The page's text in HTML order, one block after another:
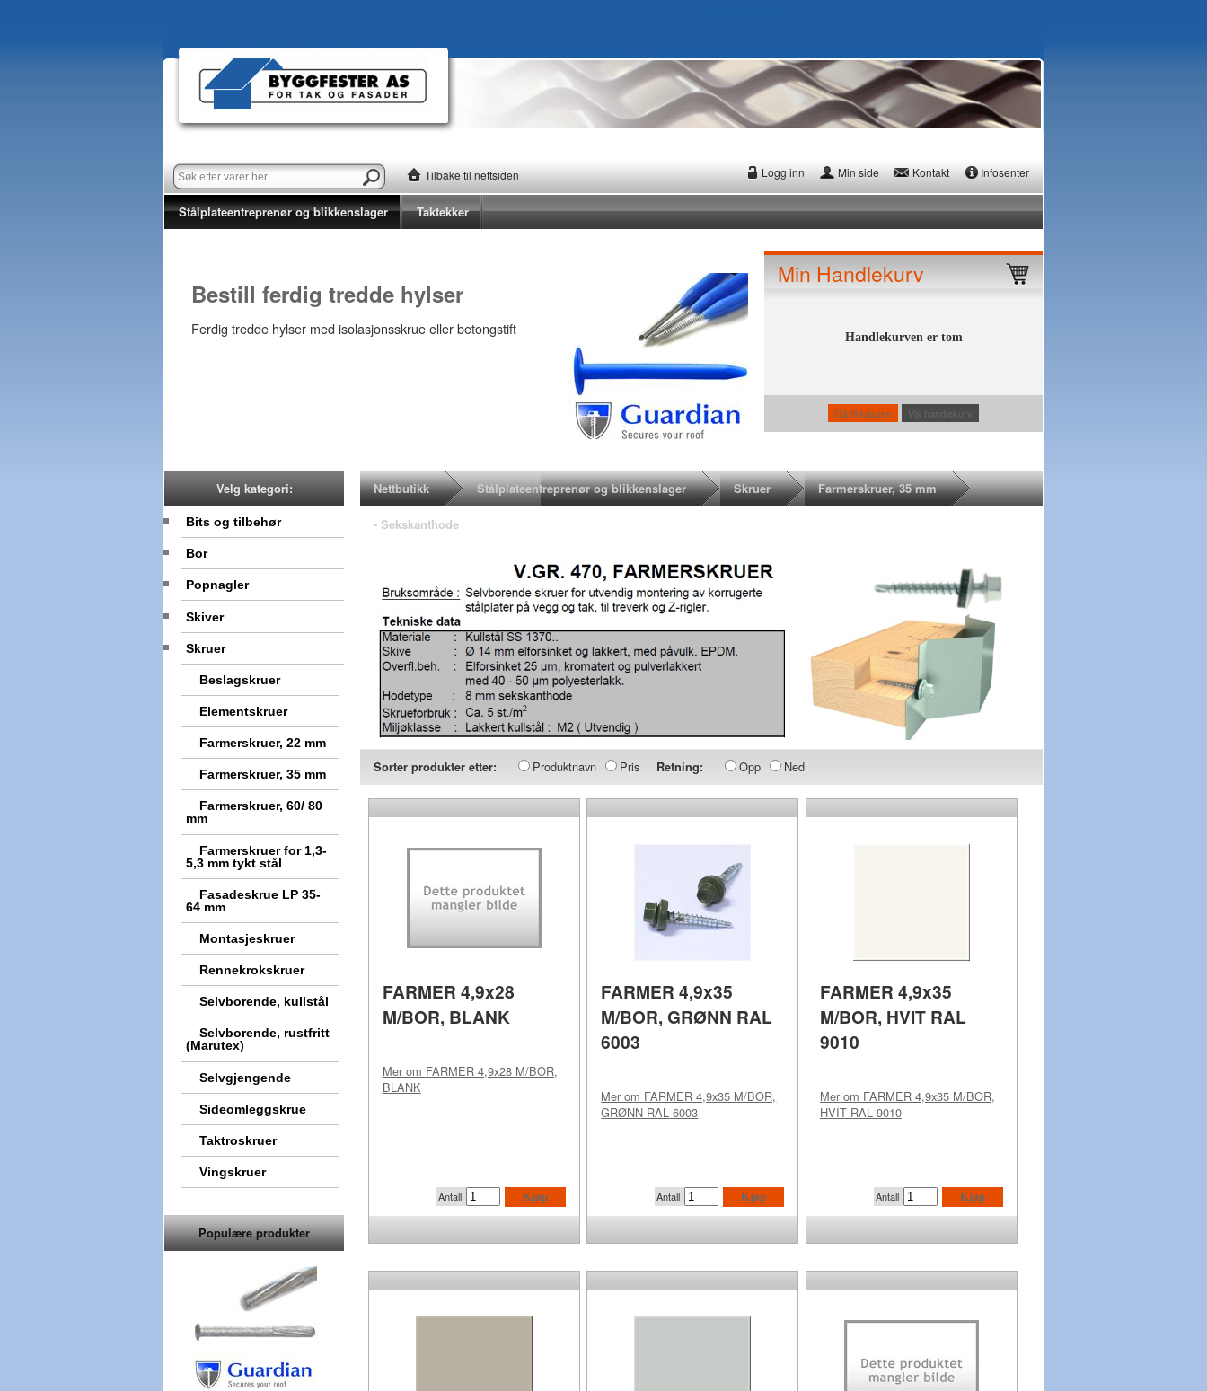
Tilbake til nettsiden Logg inn Min side Kontakt Infosenter
Stålplateentreprenør og blikkenslager Taktekker
Min Handlekurv
Handlekurven er tom
Gå til kassen Vis handlekurv
Bestill ferdig tredde hylser
Ferdig tredde hylser med isolasjonsskrue eller betongstift
Velg kategori:
Bits og tilbehør
Bor
Popnagler
Skiver
Skruer
Beslagskruer
Elementskruer
Farmerskruer, 22 mm
Farmerskruer, 35 mm
Farmerskruer, 60/ 80
mm
Farmerskruer for 1,3-
5,3 mm tykt stål
Fasadeskrue LP 35-
64 mm
Montasjeskruer
Rennekrokskruer
Selvborende, kullstål
Selvborende, rustfritt
(Marutex)
Selvgjengende
Sideomleggskrue
Taktroskruer
Vingskruer
Populære produkter
Nettbutikk Stålplateentreprenør og blikkenslager Skruer Farmerskruer, 35 mm
- Sekskanthode
Sorter produkter etter: Produktnavn Pris Retning: Opp Ned
FARMER 4,9x28
M/BOR, BLANK
Mer om FARMER 4,9x28 M/BOR,
BLANK
Kjøp
Antall
FARMER 4,9x35
M/BOR, GRØNN RAL
6003
Mer om FARMER 4,9x35 M/BOR,
GRØNN RAL 6003
Kjøp
Antall
FARMER 4,9x35
M/BOR, HVIT RAL
9010
Mer om FARMER 4,9x35 M/BOR,
HVIT RAL 9010
Kjøp
Antall